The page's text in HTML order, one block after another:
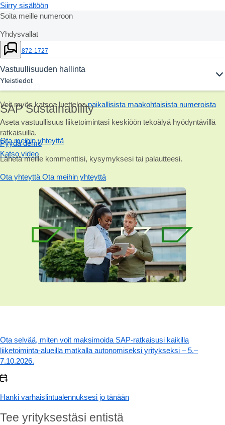
Siirry sisältöön
Soita meille numeroon
Yhdysvallat
+1-800-872-1727
Suomi
Voit myös katsoa luetteloapaikallisista maakohtaisista numeroista
Ota meihin yhteyttä
Lähetä meille kommenttisi, kysymyksesi tai palautteesi.
Ota yhteyttä Ota meihin yhteyttä
Vastuullisuuden hallinta
Yleistiedot
SAP Sustainability
Aseta vastuullisuus liiketoimintasi keskiöön tekoälyä hyödyntävillä
ratkaisuilla.
Pyydä demo
Katso video
Ota selvää, miten voit maksimoida SAP-ratkaisusi kaikilla
liiketoiminta-alueilla matkalla autonomiseksi yritykseksi – 5.–
7.10.2026.
Hanki varhaislintualennuksesi jo tänään
Tee yrityksestäsi entistä